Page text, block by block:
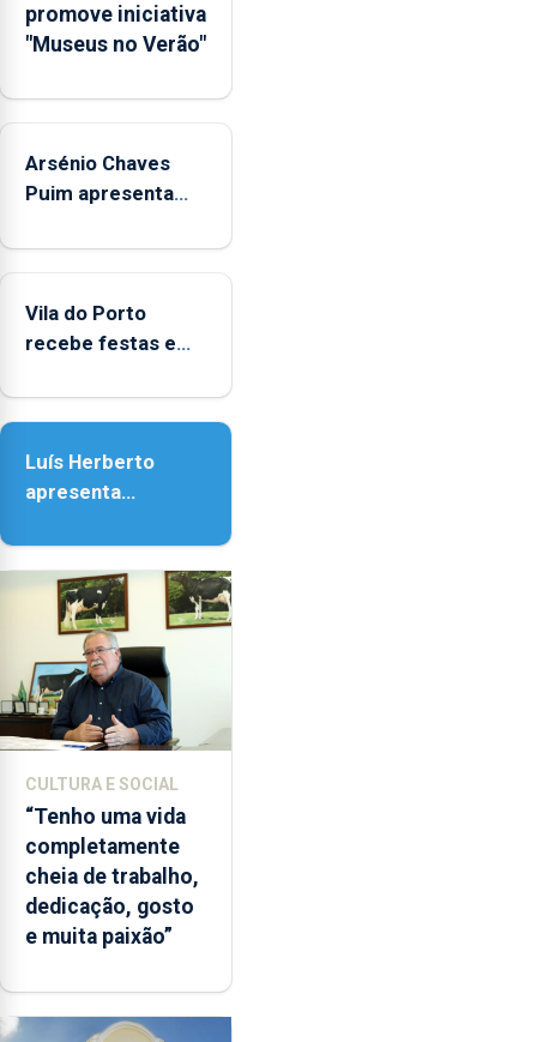
Municipal
de
aos
durante
o
de
entre
as
e
as
18h00.
promove iniciativa
"Museus no Verão"
Arsénio Chaves
Puim apresenta
de Vila do Porto
Vila do Porto
recebe festas em
Senhora da
Luís Herberto
apresenta
Paisagem’
CULTURA E SOCIAL
“Tenho uma vida
completamente
cheia de trabalho,
dedicação, gosto
e muita paixão”